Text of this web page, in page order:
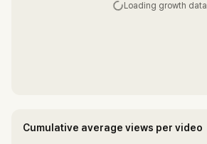
Loading growth data
Cumulative average views per video